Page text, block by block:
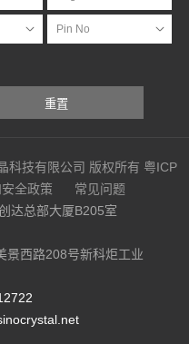
重置
科技有限公司 版权所有 粤ICP
全政策
常见问题
达总部大厦B205室
景西路208号新科炬工业